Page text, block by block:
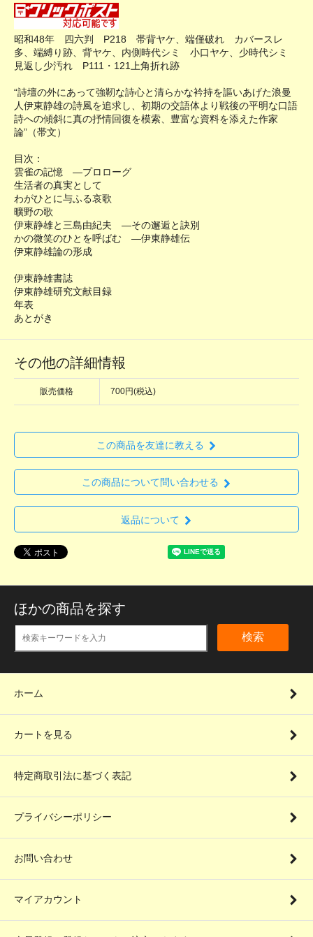
昭和48年 四六判 P218 帯背ヤケ、端僅破れ カバースレ
多、端縛り跡、背ヤケ、内側時代シミ 小口ヤケ、少時代シミ
見返し少汚れ P111・121上角折れ跡
“詩壇の外にあって強靭な詩心と清らかな衿持を謳いあげた浪曼
人伊東静雄の詩風を追求し、初期の交語体より戦後の平明な口語
詩への傾斜に真の抒情回復を模索、豊富な資料を添えた作家
論”（帯文）
目次：
雲雀の記憶 ―プロローグ
生活者の真実として
わがひとに与ふる哀歌
曠野の歌
伊東静雄と三島由紀夫 ―その邂逅と訣別
かの微笑のひとを呼ばむ ―伊東静雄伝
伊東静雄論の形成
伊東静雄書誌
伊東静雄研究文献目録
年表
あとがき
その他の詳細情報
販売価格 700円(税込)
この商品を友達に教える
この商品について問い合わせる
返品について
ほかの商品を探す
検索
ホーム
カートを見る
特定商取引法に基づく表記
プライバシーポリシー
お問い合わせ
マイアカウント